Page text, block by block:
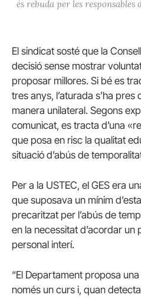
és rebuda per les responsables
El sindicat sosté que la
decisió sense mostrar
proposar millores. Si bé es
tres anys, l’aturada s’ha
manera unilateral. Segons
comunicat, es tracta d’una
que posa en risc la qualitat
situació d’abús de
Per a la USTEC, el GES era
que suposava un mínim
precaritzat per l’abús de
en la necessitat d’acordar un
personal interí.
“El Departament proposa una
només un curs i, quan